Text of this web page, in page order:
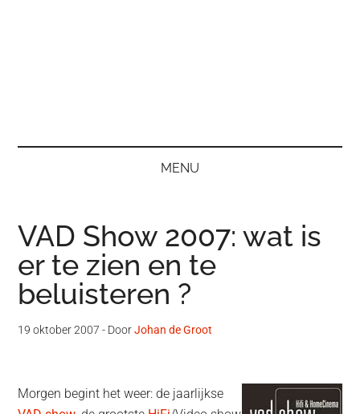
MENU
VAD Show 2007: wat is
er te zien en te
beluisteren ?
19 oktober 2007 - DoorJohan de Groot
Morgen begint het weer: de jaarlijkse